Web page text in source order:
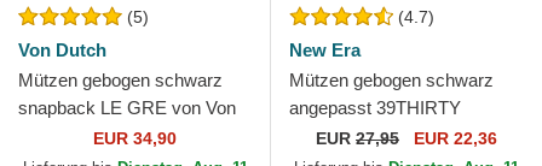
(5)
Von Dutch
Mützen gebogen schwarz
snapback LE GRE von Von
EUR 34,90
(4.7)
New Era
Mützen gebogen schwarz
angepasst 39THIRTY
Classic der New York
EUR 27,95 EUR 22,36